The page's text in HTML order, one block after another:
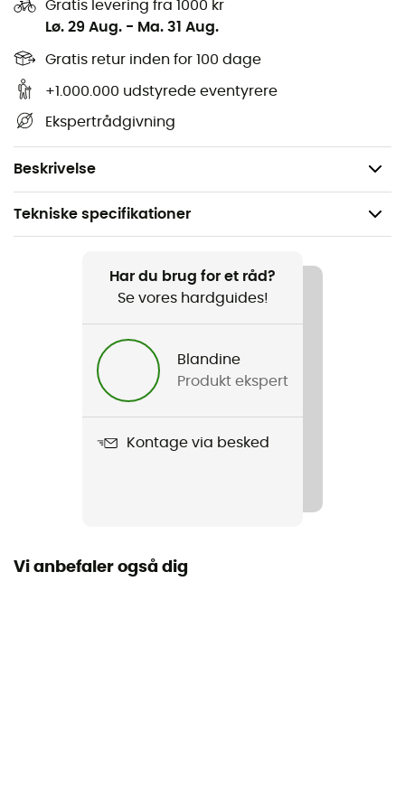
Gratis levering fra 1000 kr
Lø. 29 Aug. - Ma. 31 Aug.
Gratis retur inden for 100 dage
+1.000.000 udstyrede eventyrere
Ekspertrådgivning
Beskrivelse
Designetuden PFAS og BPA, er Streamer II skånsom
mod planeten samtidig med at den passer på dit
helbred. Let som en fjer, bliver den glemt, når den først er
på plads, så du kan fokusere på det væsentlige: din
brændende passion for det store udendørs.
Dimensioner: 35 x 170 x 2 cm
Volumen: 2 L
Tekniske specifikationer
Vandreture / TrekkingHar du brug for et råd?
Se vores hardguides!
Blandine
Produkt ekspert
Kontage via besked
Vi anbefaler også dig